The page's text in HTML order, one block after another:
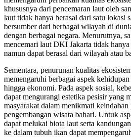
khususnya dari pencemaran laut oleh
laut tidak hanya berasal dari satu lokasi
bersumber dari berbagai wilayah di
dengan berbagai negara. Menurutnya,
mencemari laut DKI Jakarta tidak hanya
namun dapat berasal dari wilayah atau
Sementara, penurunan kualitas
memengaruhi berbagai aspek
hingga ekonomi. Pada aspek sosial,
dapat mengurangi estetika pesisir yang
masyarakat dalam menikmati keindahan
pengembangan wisata bahari. Untuk
dapat melukai biota laut serta
ke dalam tubuh ikan dapat